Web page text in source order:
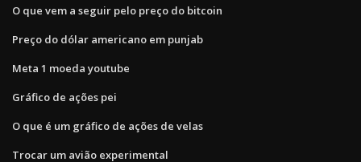
O que vem a seguir pelo preço do bitcoin
Preço do dólar americano em punjab
Meta 1 moeda youtube
Gráfico de ações pei
O que é um gráfico de ações de velas
Trocar um avião experimental